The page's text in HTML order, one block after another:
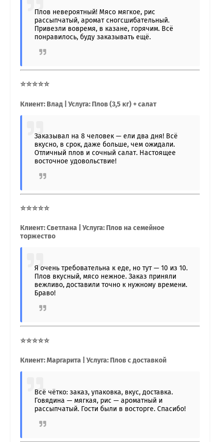
Плов невероятный! Мясо мягкое, рис
рассыпчатый, аромат сногсшибательный.
Привезли вовремя, в казане, горячим. Всё
понравилось, буду заказывать ещё.
⭐⭐⭐⭐⭐
Клиент: Влад | Услуга: Плов (3,5 кг) + салат
Заказывал на 8 человек — ели два дня! Всё
вкусно, в срок, даже больше, чем ожидали.
Отличный плов и сочный салат. Настоящее
восточное удовольствие!
⭐⭐⭐⭐⭐
Клиент: Светлана | Услуга: Плов на семейное
торжество
Я очень требовательна к еде, но тут — 10 из 10.
Плов вкусный, мясо нежное. Заказ приняли
вежливо, доставили точно к нужному времени.
Браво!
⭐⭐⭐⭐⭐
Клиент: Маргарита | Услуга: Плов с доставкой
Всё чётко: заказ, упаковка, вкус, доставка.
Говядина — мягкая, рис — ароматный и
рассыпчатый. Гости были в восторге. Спасибо!